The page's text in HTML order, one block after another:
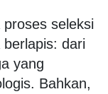
seleksi
dari
yang
Bahkan,